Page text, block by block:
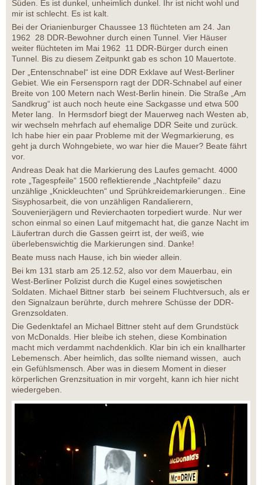
Süden. Es ist dunkel, unheimlich dunkel. Ihr ist nicht wohl und
mir ist schlecht. Es ist kalt.
Bei der Orianienburger Chaussee 13 flüchteten am 24. Jan
1962 28 DDR-Bewohner durch einen Tunnel. Vier Häuser
weiter flüchteten im Mai 1962 11 DDR-Bürger durch einen
Tunnel. Bis zu diesem Zeitpunkt gab es schon 10 Mauertote.
Der „Entenschnabel“ ist eine DDR Exklave auf West-Berliner
Gebiet. Wie ein Fersensporn ragt der DDR-Schnabel auf einer
Breite von 100 Metern nach West-Berlin hinein. Die Straße „Am
Sandkrug“ ist auch noch heute eine Sackgasse und etwa 500
Meter lang. In Hermsdorf biegt der Mauerweg nach Westen ab,
wir wechseln mehrfach auf ehemalige DDR Seite und zurück.
Ich habe hier ein paar Probleme mit der Wegmarkierung, es
geht ja durch Wohngebiete, wo war hier die Mauer? Beate fährt
vor.
Andreas Deak hat die Markierung des Laufes gemacht. 4000
rote „Tagespfeile“ 1500 reflektierende „Nachtpfeile“ dazu
unzählige „Knickleuchten“ und Sprühkreidemarkierungen.. Eine
Sisyphosarbeit, die von unzähligen Randalierern,
Souvenierjägern und Revierchaoten torpediert wurde. Nur wer
schon einmal so einen Lauf mitgemacht hat, die ganze Nacht im
Läufertran durch die Gassen geirrt ist, der weiß, wie
überlebenswichtig die Markierungen sind. Danke!
Beate muss nach Hause, ich bin wieder allein.
Bei km 131 starb am 25.12.52, also vor dem Mauerbau, ein
West-Berliner Polizist durch die Kugel eines sowjetischen
Soldaten. Michael Bittner starb bei seinem Fluchtversuch, als er
den Signalzaun berührte, durch mehrere Schüsse der DDR-
Grenzsoldaten.
Die Gedenktafel an Michael Bittner steht auf dem Grundstück
von McDonalds. Hier bleibe ich stehen, diese Kombination
macht mich verdammt nachdenklich. Klar bin ich ein knallharter
Lebemensch. Aber heimlich, das sollte niemand wissen, auch
ein Gefühlsmensch. Aber was in diesem Moment in dieser
körperlichen Grenzsituation in mir vorgeht, kann ich hier nicht
wiedergeben.